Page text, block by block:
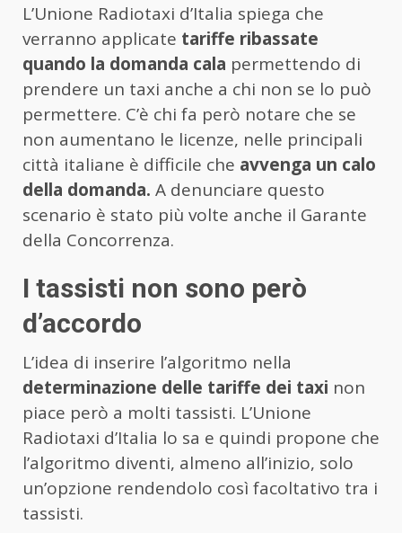
L’Unione Radiotaxi d’Italia spiega che
verranno applicate tariffe ribassate
quando la domanda cala permettendo di
prendere un taxi anche a chi non se lo può
permettere. C’è chi fa però notare che se
non aumentano le licenze, nelle principali
città italiane è difficile che avvenga un calo
della domanda. A denunciare questo
scenario è stato più volte anche il Garante
della Concorrenza.
I tassisti non sono però
d’accordo
L’idea di inserire l’algoritmo nella
determinazione delle tariffe dei taxi non
piace però a molti tassisti. L’Unione
Radiotaxi d’Italia lo sa e quindi propone che
l’algoritmo diventi, almeno all’inizio, solo
un’opzione rendendolo così facoltativo tra i
tassisti.